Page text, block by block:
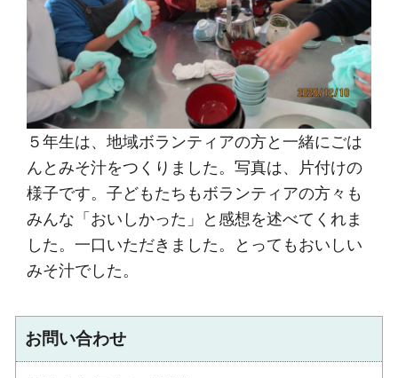
５年生は、地域ボランティアの方と一緒にごは
んとみそ汁をつくりました。写真は、片付けの
様子です。子どもたちもボランティアの方々も
みんな「おいしかった」と感想を述べてくれま
した。一口いただきました。とってもおいしい
みそ汁でした。
お問い合わせ